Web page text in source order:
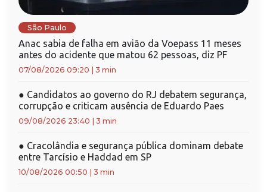
São Paulo
Anac sabia de falha em avião da Voepass 11 meses
antes do acidente que matou 62 pessoas, diz PF
07/08/2026 09:20 3 min
● Candidatos ao governo do RJ debatem segurança,
corrupção e criticam ausência de Eduardo Paes
09/08/2026 23:40 3 min
● Cracolândia e segurança pública dominam debate
entre Tarcísio e Haddad em SP
10/08/2026 00:50 3 min